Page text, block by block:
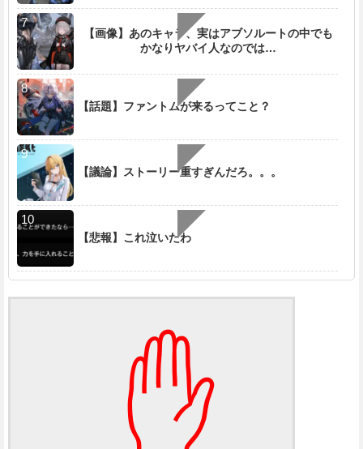
【画像】あのキャラ、実はアブソルートの中でも
かなりヤバイ人なのでは…
【話題】ファントムが来るってこと？
【議論】ストーリー重すぎんだろ。。。
【悲報】これ泣いたわ
✋